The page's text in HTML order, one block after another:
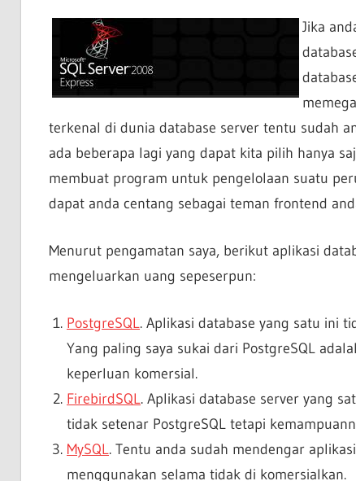
Jika
terkenal di dunia database server tentu sudah
ada beberapa lagi yang dapat kita pilih hanya
membuat program untuk pengelolaan suatu
dapat anda centang sebagai teman frontend
Menurut pengamatan saya, berikut aplikasi
mengeluarkan uang sepeserpun:
PostgreSQL. Aplikasi database yang satu ini
Yang paling saya sukai dari PostgreSQL
keperluan komersial.
FirebirdSQL. Aplikasi database server yang
tidak setenar PostgreSQL tetapi
MySQL. Tentu anda sudah mendengar
menggunakan selama tidak di komersialkan.